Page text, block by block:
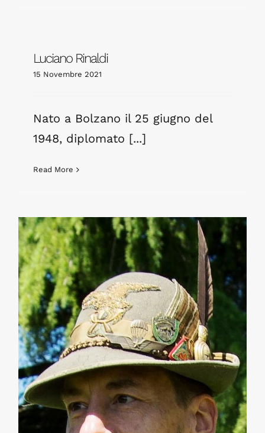
Luciano Rinaldi
15 Novembre 2021
Nato a Bolzano il 25 giugno del
1948, diplomato [...]
Read More